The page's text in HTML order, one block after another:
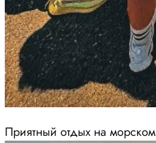
Приятный отдых на